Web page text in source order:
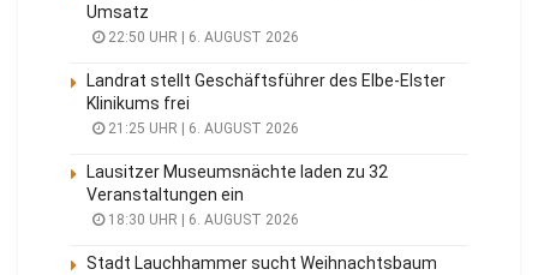
Umsatz
22:50 UHR | 6. AUGUST 2026
Landrat stellt Geschäftsführer des Elbe-Elster
Klinikums frei
21:25 UHR | 6. AUGUST 2026
Lausitzer Museumsnächte laden zu 32
Veranstaltungen ein
18:30 UHR | 6. AUGUST 2026
Stadt Lauchhammer sucht Weihnachtsbaum